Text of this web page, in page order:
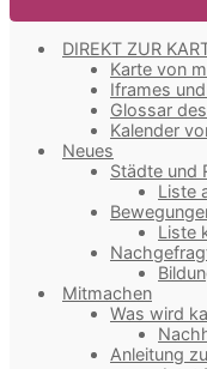
DIREKT ZUR
Karte von
Iframes
Glossar
Kalender
Neues
Städte und
Liste
Liste
Mitmachen
Was wird
Anleitung